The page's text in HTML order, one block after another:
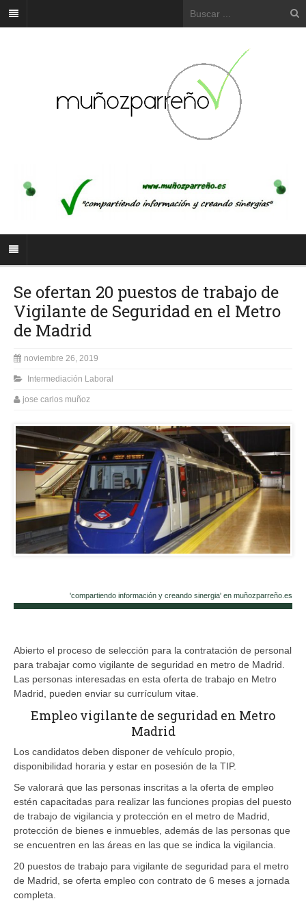
Se ofertan 20 puestos de trabajo de
Vigilante de Seguridad en el Metro
de Madrid
noviembre 26, 2019
Intermediación Laboral
jose carlos muñoz
'compartiendo información y creando sinergia' en muñozparreño.es
Abierto el proceso de selección para la contratación de personal
para trabajar como vigilante de seguridad en metro de Madrid.
Las personas interesadas en esta oferta de trabajo en Metro
Madrid, pueden enviar su currículum vitae.
Empleo vigilante de seguridad en Metro
Madrid
Los candidatos deben disponer de vehículo propio,
disponibilidad horaria y estar en posesión de la TIP.
Se valorará que las personas inscritas a la oferta de empleo
estén capacitadas para realizar las funciones propias del puesto
de trabajo de vigilancia y protección en el metro de Madrid,
protección de bienes e inmuebles, además de las personas que
se encuentren en las áreas en las que se indica la vigilancia.
20 puestos de trabajo para vigilante de seguridad para el metro
de Madrid, se oferta empleo con contrato de 6 meses a jornada
completa.